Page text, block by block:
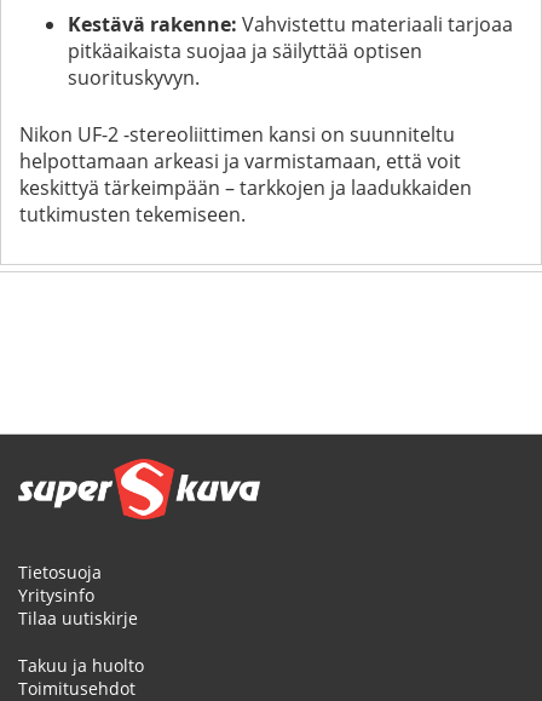
Kestävä rakenne: Vahvistettu materiaali tarjoaa
pitkäaikaista suojaa ja säilyttää optisen
suorituskyvyn.
Nikon UF-2 -stereoliittimen kansi on suunniteltu
helpottamaan arkeasi ja varmistamaan, että voit
keskittyä tärkeimpään – tarkkojen ja laadukkaiden
tutkimusten tekemiseen.
Tietosuoja
Yritysinfo
Tilaa uutiskirje
Takuu ja huolto
Toimitusehdot